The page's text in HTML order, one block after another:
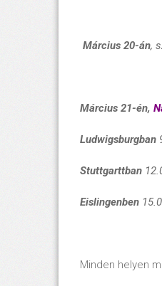
Március 20-án,
Március 21-én,
Ludwigsburgban
Stuttgarttban
Eislingenben
Minden helyen